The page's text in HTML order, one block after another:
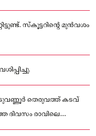
സ്‌കൂട്ടറിന്റെ മുന്‍വശം
തെരുവത്ത് കടവ്
രാവിലെ